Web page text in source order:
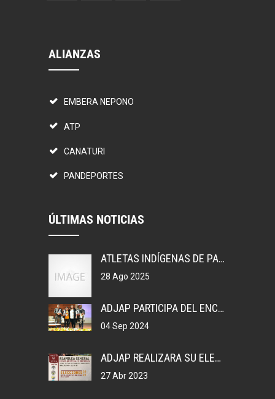
ALIANZAS
EMBERA NEPONO
ATP
CANATURI
PANDEPORTES
ÚLTIMAS NOTICIAS
ATLETAS INDÍGENAS DE PANAMÁ, GANAN MEDALLAS EN COLOMBIA.
28 Ago 2025
ADJAP PARTICIPA DEL ENCUENTRO DEPORTIVO EN MEXICO
04 Sep 2024
ADJAP REALIZARA SU ELECCIONES DE JUNTA DIRECTIVA NACIONAL, 2023
27 Abr 2023